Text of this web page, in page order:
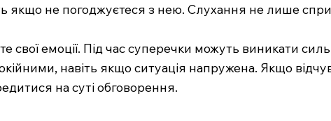
якщо не погоджуєтеся з нею. Слухання не лише
свої емоції. Під час суперечки можуть виникати
навіть якщо ситуація напружена. Якщо
на суті обговорення.